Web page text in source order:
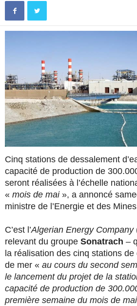
Cinq stations de dessalement
capacité de production de
seront réalisées à l’échelle
« mois de mai», a annoncé
ministre de l’Energie et des
C’est l’Algerian Energy Company
relevant du groupe Sonatrach –
la réalisation des cinq stations de
de mer « au cours du second
le lancement du projet de la
capacité de production de
première semaine du mois de mai